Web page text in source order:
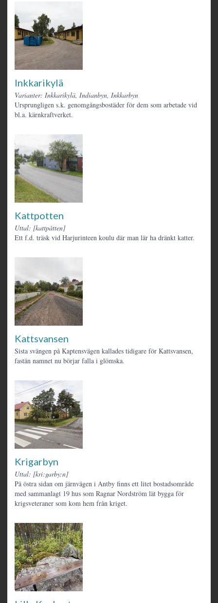
Inkkarikylä
Varianter: Inkkarikylä, Indianbyn, Inkkarbyn
Ursprungligen s.k. genomgångsbostäder för dem som arbetade vid
bl.a. kärnkraftverket.
Kattpotten
Uttal: [kattpåtten]
Ett f.d. träsk vid Harjurinteen koulu där man lär ha dränkt katter.
Kattsvansen
Sista svängen på Kaptensvägen kallades tidigare för Kattsvansen,
fastän namnet nu börjar falla i glömska.
Krigarbyn
Uttal: [kri:garby:n]
På östra sidan om järnvägen i Antby finns ett litet bostadsområde
med sammanlagt 19 hus som Ragnar Nordström lät bygga för
krigsveteraner som kom hem från kriget.